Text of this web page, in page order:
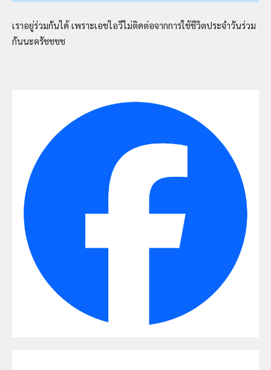
เราอยู่ร่วมกันได้ เพราะเอชไอวีไม่ติดต่อจากการใช้ชีวิตประจำวันร่วม
กันนะครัชชชช